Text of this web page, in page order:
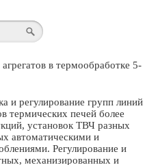
в термообработке 5-
и регулирование групп линий
термических печей более
установок ТВЧ разных
автоматическими и
Регулирование и
механизированных и